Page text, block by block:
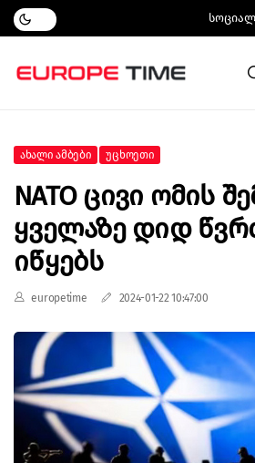
Ახალი Ამბები Უცხოეთი
NATO Ცივი Ომის
Ყველაზე Დიდ
Იწყებს
europetime 2024-01-22 10:47:00